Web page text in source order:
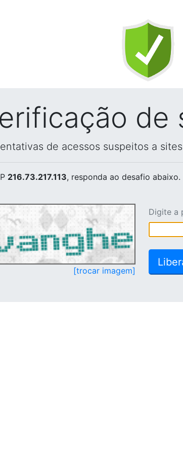
de
de acessos suspeitos a
216.73.217.113, responda ao desafio abaixo.
[trocar imagem]
Digite a